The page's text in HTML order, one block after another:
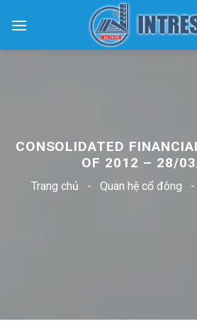
CONSOLIDATED
OF 2012 – 28/
Trang chủ - Quan hệ cổ đông -